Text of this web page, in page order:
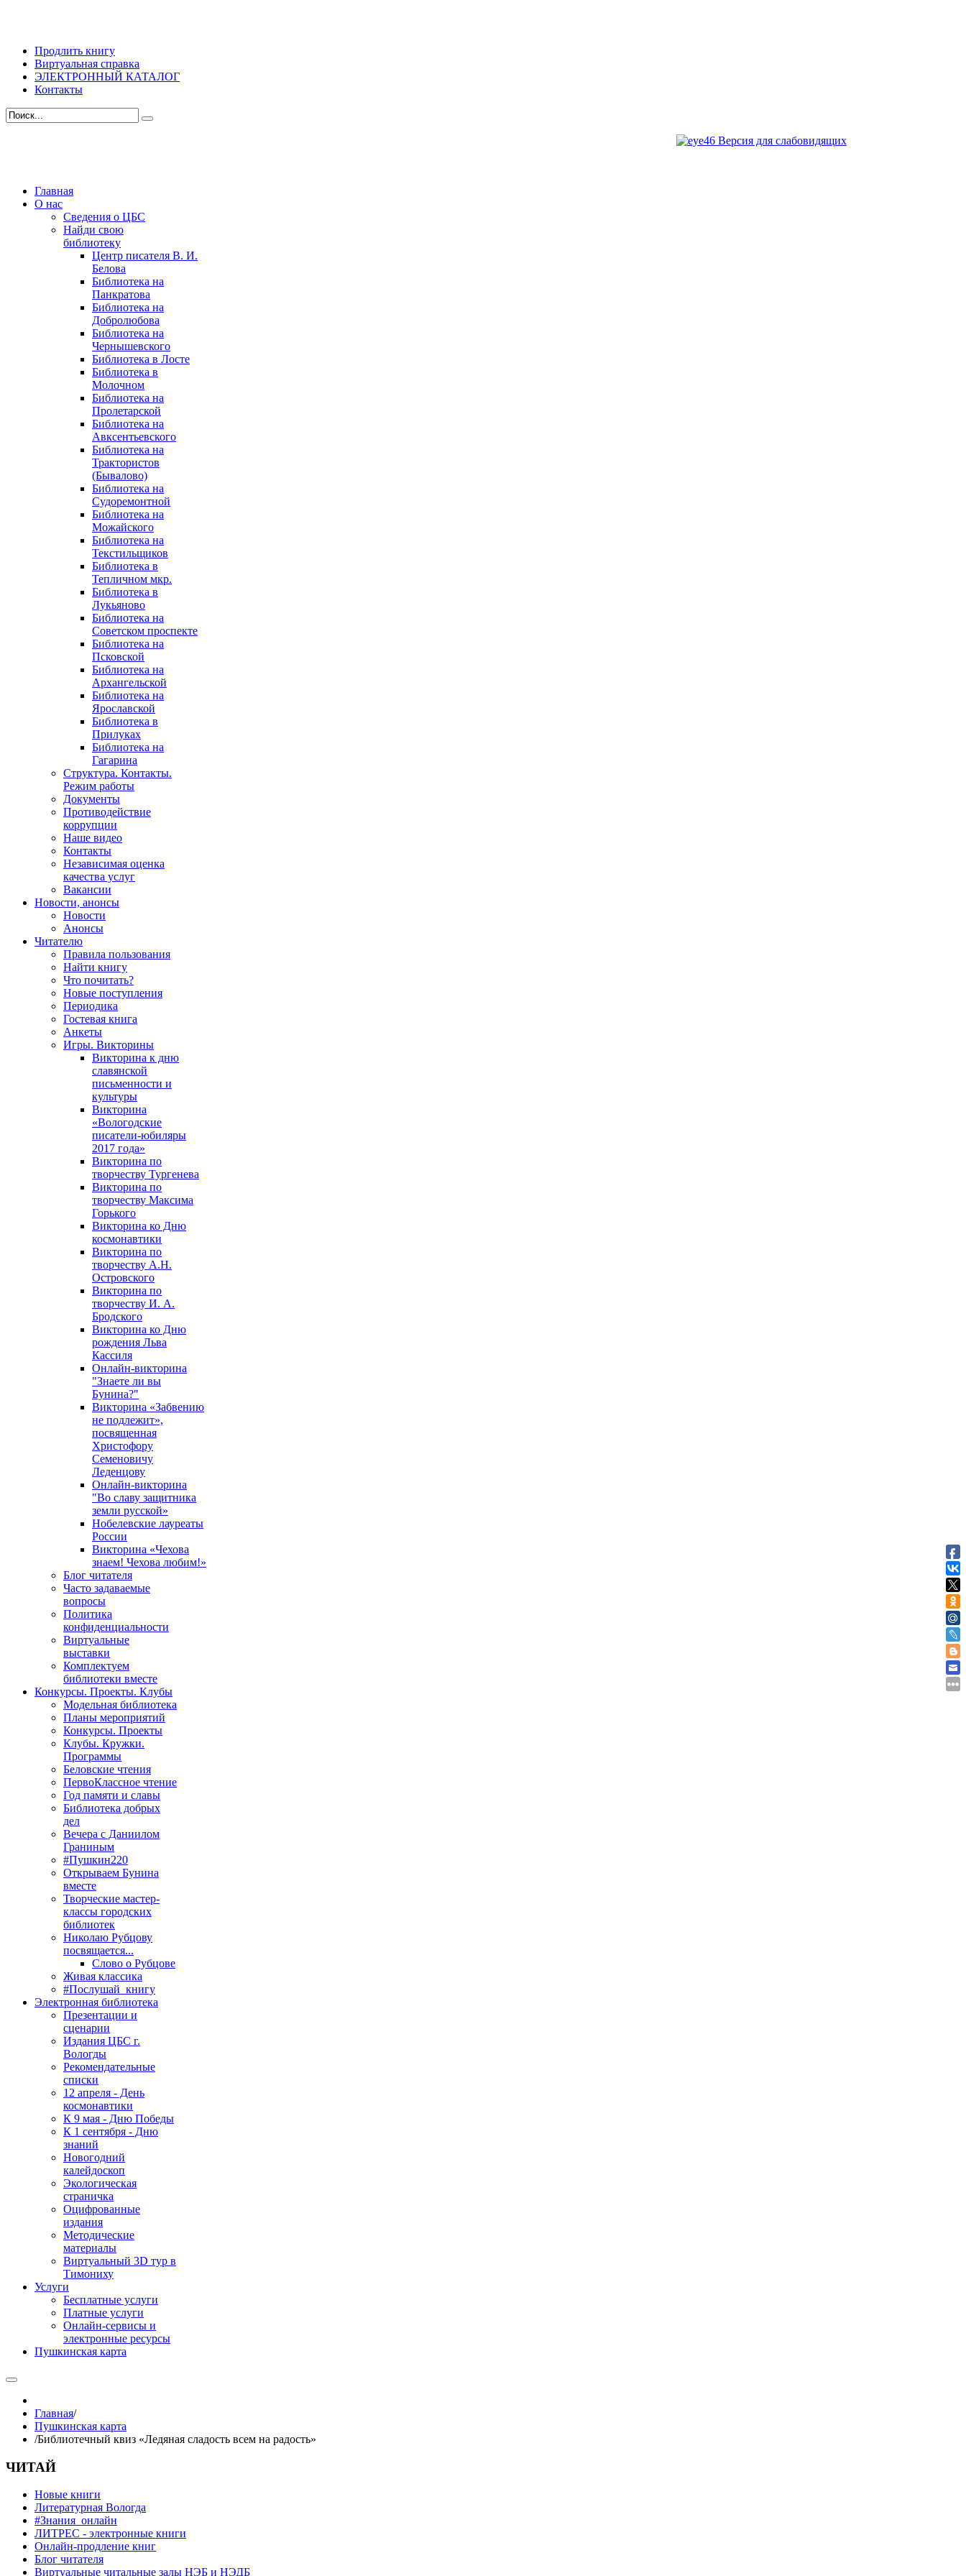
Продлить книгу
Виртуальная справка
ЭЛЕКТРОННЫЙ КАТАЛОГ
Контакты
Версия для слабовидящих
Главная
О нас
Сведения о ЦБС
Найди свою
библиотеку
Центр писателя В. И.
Белова
Библиотека на
Панкратова
Библиотека на
Добролюбова
Библиотека на
Чернышевского
Библиотека в Лосте
Библиотека в
Молочном
Библиотека на
Пролетарской
Библиотека на
Авксентьевского
Библиотека на
Трактористов
(Бывалово)
Библиотека на
Судоремонтной
Библиотека на
Можайского
Библиотека на
Текстильщиков
Библиотека в
Тепличном мкр.
Библиотека в
Лукьяново
Библиотека на
Советском проспекте
Библиотека на
Псковской
Библиотека на
Архангельской
Библиотека на
Ярославской
Библиотека в
Прилуках
Библиотека на
Гагарина
Структура. Контакты.
Режим работы
Документы
Противодействие
коррупции
Наше видео
Контакты
Независимая оценка
качества услуг
Вакансии
Новости, анонсы
Новости
Анонсы
Читателю
Правила пользования
Найти книгу
Что почитать?
Новые поступления
Периодика
Гостевая книга
Анкеты
Игры. Викторины
Викторина к дню
славянской
письменности и
культуры
Викторина
«Вологодские
писатели-юбиляры
2017 года»
Викторина по
творчеству Тургенева
Викторина по
творчеству Максима
Горького
Викторина ко Дню
космонавтики
Викторина по
творчеству А.Н.
Островского
Викторина по
творчеству И. А.
Бродского
Викторина ко Дню
рождения Льва
Кассиля
Онлайн-викторина
"Знаете ли вы
Бунина?"
Викторина «Забвению
не подлежит»,
посвященная
Христофору
Семеновичу
Леденцову
Онлайн-викторина
"Во славу защитника
земли русской»
Нобелевские лауреаты
России
Викторина «Чехова
знаем! Чехова любим!»
Блог читателя
Часто задаваемые
вопросы
Политика
конфиденциальности
Виртуальные
выставки
Комплектуем
библиотеки вместе
Конкурсы. Проекты. Клубы
Модельная библиотека
Планы мероприятий
Конкурсы. Проекты
Клубы. Кружки.
Программы
Беловские чтения
ПервоКлассное чтение
Год памяти и славы
Библиотека добрых
дел
Вечера с Даниилом
Граниным
#Пушкин220
Открываем Бунина
вместе
Творческие мастер-
классы городских
библиотек
Николаю Рубцову
посвящается...
Слово о Рубцове
Живая классика
#Послушай_книгу
Электронная библиотека
Презентации и
сценарии
Издания ЦБС г.
Вологды
Рекомендательные
списки
12 апреля - День
космонавтики
К 9 мая - Дню Победы
К 1 сентября - Дню
знаний
Новогодний
калейдоскоп
Экологическая
страничка
Оцифрованные
издания
Методические
материалы
Виртуальный 3D тур в
Тимониху
Услуги
Бесплатные услуги
Платные услуги
Онлайн-сервисы и
электронные ресурсы
Пушкинская карта
Главная/
Пушкинская карта
/Библиотечный квиз «Ледяная сладость всем на радость»
ЧИТАЙ
Новые книги
Литературная Вологда
#Знания_онлайн
ЛИТРЕС - электронные книги
Онлайн-продление книг
Блог читателя
Виртуальные читальные залы НЭБ и НЭДБ